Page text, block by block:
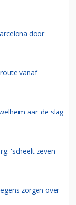
door
vanaf
aan de slag
'scheelt zeven
zorgen over